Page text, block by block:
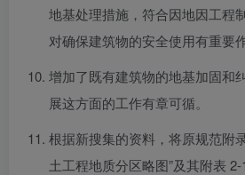
地基处理措施，符合因地因工程
对确保建筑物的安全使用有重要作
增加了既有建筑物的地基加固和
展这方面的工作有章可循。
根据新搜集的资料，将原规范附
土工程地质分区略图”及其附表